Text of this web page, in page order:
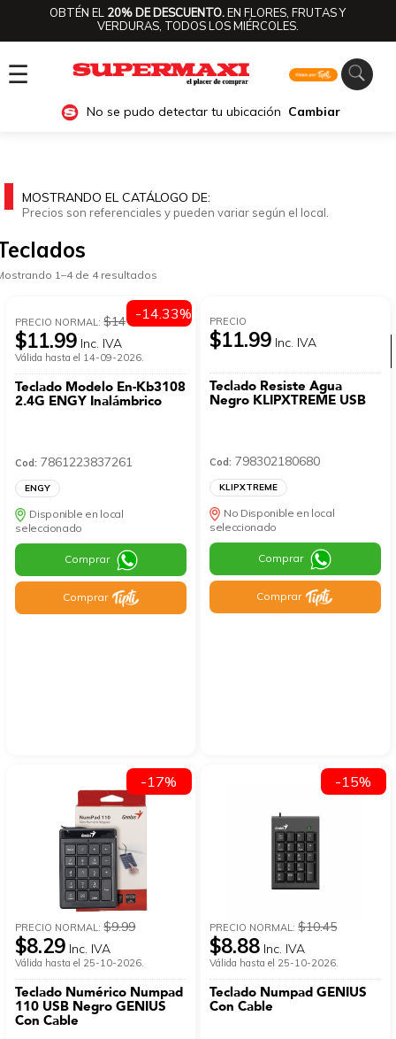
OBTÉN EL 20% DE DESCUENTO.EN FLORES, FRUTAS Y
VERDURAS, TODOS LOS MIÉRCOLES.
☰
No se pudo detectar tu ubicación Cambiar
Ver categorías
MOSTRANDO EL CATÁLOGO DE:
Precios son referenciales y pueden variar según el local.
1–4 de 4 resultados
PRECIO NORMAL:$14
$11.99 Inc. IVA
Válida hasta el 14-09-2026.
Teclado Modelo En-Kb3108
2.4G ENGY Inalámbrico
Cod: 7861223837261
ENGY
Disponible en local
seleccionado
Comprar
Comprar
-14.33% PRECIO
$11.99 Inc. IVA
Teclado Resiste Agua
Negro KLIPXTREME USB
Cod: 798302180680
KLIPXTREME
No Disponible en local
seleccionado
Comprar
Comprar
PRECIO NORMAL:$9.99
$8.29 Inc. IVA
Válida hasta el 25-10-2026.
Teclado Numérico Numpad
110 USB Negro GENIUS
Con Cable
-17%
PRECIO NORMAL:$10.45
$8.88 Inc. IVA
Válida hasta el 25-10-2026.
Teclado Numpad GENIUS
Con Cable
-15%